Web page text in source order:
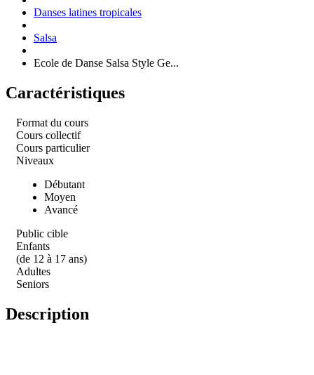
Danses latines tropicales
Salsa
Ecole de Danse Salsa Style Ge...
Caractéristiques
Format du cours
Cours collectif
Cours particulier
Niveaux
Débutant
Moyen
Avancé
Public cible
Enfants
(de 12 à 17 ans)
Adultes
Seniors
Description